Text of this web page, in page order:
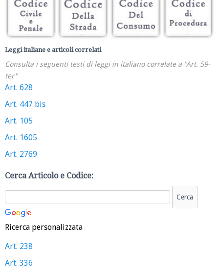
Leggi italiane e articoli correlati
Consulta i seguenti testi di leggi in italiano correlate a "Art. 59-
ter"
Art. 628
Art. 447 bis
Art. 105
Art. 1605
Art. 2769
Cerca Articolo e Codice:
Ricerca personalizzata
Art. 238
Art. 336